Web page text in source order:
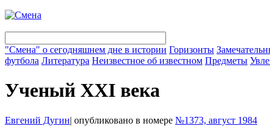
"Смена" о сегодняшнем дне в истории Горизонты
футбола Литература Неизвестное об известном Предметы
Ученый XXI века
Евгений Дугин| опубликовано в номере №1373, август 1984